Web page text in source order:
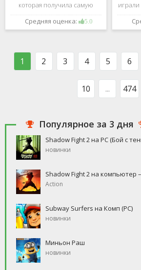
которая получила самую
большую известность среди
всех людей всех возрастных
такого человека, который бы
Средняя оценка: 5.0
это
имеет
1 2 3 4 5 6
10 ... 474
Популярное за 3 дня
Shadow Fight 2 на PC (Бой с
новинки
Shadow Fight 2 на компьютер
Action
Subway Surfers на Комп (PC)
новинки
Миньон Раш
новинки